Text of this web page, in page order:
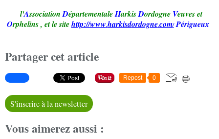
l'Association DépartementaleHarkisDordogne Veuves et
Orphelins, et le site http://www.harkisdordogne.com/ Périgueux
Partager cet article
Repost 0
S'inscrire à la newsletter
Vous aimerez aussi :